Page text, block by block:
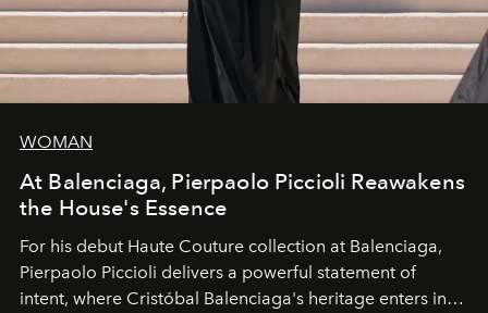
WOMAN
At Balenciaga, Pierpaolo Piccioli Reawakens
the House's Essence
For his debut Haute Couture collection at Balenciaga,
Pierpaolo Piccioli delivers a powerful statement of
intent, where Cristóbal Balenciaga's heritage enters into